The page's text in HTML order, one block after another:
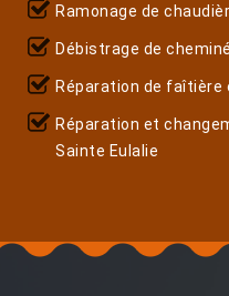
Ramonage de
Débistrage de
Réparation de faîtière
Réparation et
Sainte Eulalie